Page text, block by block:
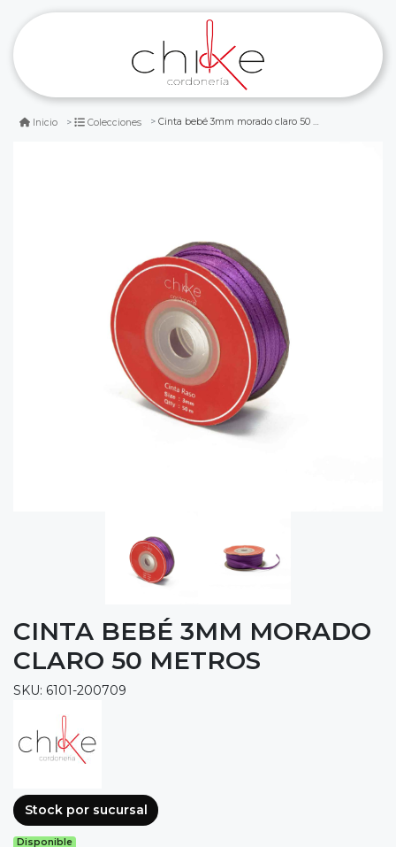
Inicio Colecciones Cinta bebé 3mm morado claro 50 metros
CINTA BEBÉ 3MM MORADO
CLARO 50 METROS
SKU: 6101-200709
Stock por sucursal
Disponible